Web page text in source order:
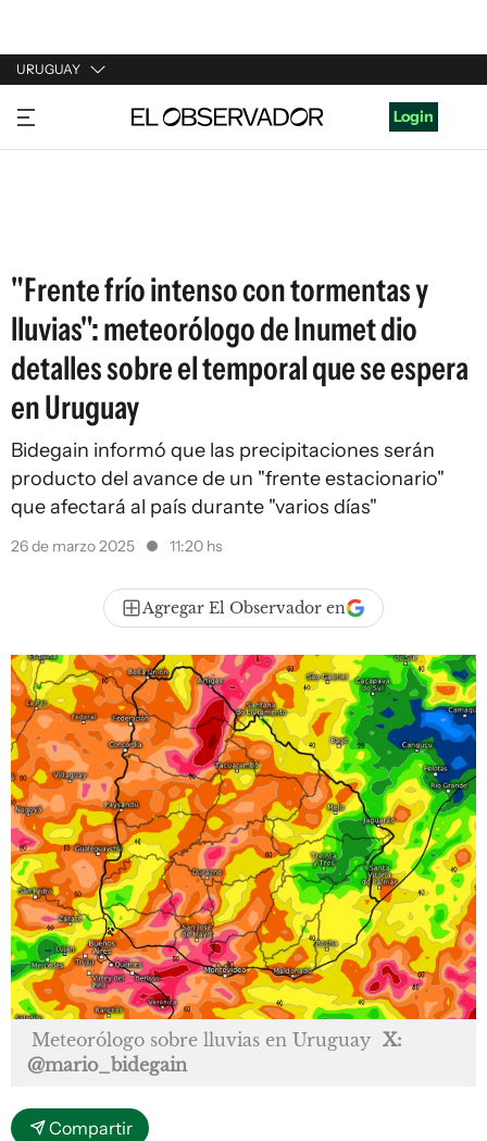
URUGUAY
URUGUAY
ARGENTINA
Login
"Frente frío intenso con tormentas y
lluvias": meteorólogo de Inumet dio
detalles sobre el temporal que se espera
en Uruguay
Bidegain informó que las precipitaciones serán
producto del avance de un "frente estacionario"
que afectará al país durante "varios días"
26 de marzo 2025 11:20 hs
Agregar El Observador en
Meteorólogo sobre lluvias en Uruguay X:
@mario_bidegain
Compartir